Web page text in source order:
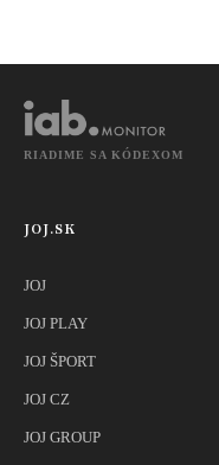
RIADIME SA KÓDEXOM
JOJ.SK
JOJ
JOJ PLAY
JOJ ŠPORT
JOJ CZ
JOJ GROUP